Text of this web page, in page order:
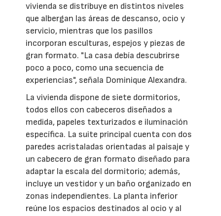
vivienda se distribuye en distintos niveles
que albergan las áreas de descanso, ocio y
servicio, mientras que los pasillos
incorporan esculturas, espejos y piezas de
gran formato. "La casa debía descubrirse
poco a poco, como una secuencia de
experiencias", señala Dominique Alexandra.
La vivienda dispone de siete dormitorios,
todos ellos con cabeceros diseñados a
medida, papeles texturizados e iluminación
específica. La suite principal cuenta con dos
paredes acristaladas orientadas al paisaje y
un cabecero de gran formato diseñado para
adaptar la escala del dormitorio; además,
incluye un vestidor y un baño organizado en
zonas independientes. La planta inferior
reúne los espacios destinados al ocio y al